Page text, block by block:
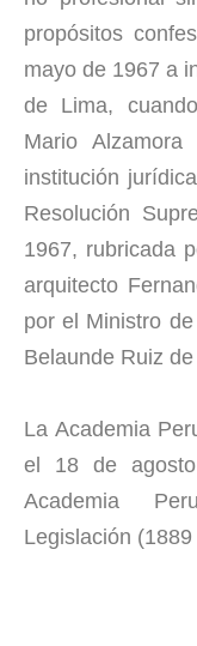
propósitos
mayo de 1967 a
de Lima,
Mario
institución
Resolución
1967, rubricada
arquitecto
por el Ministro
Belaunde Ruiz
La Academia
el 18 de
Academia
Legislación